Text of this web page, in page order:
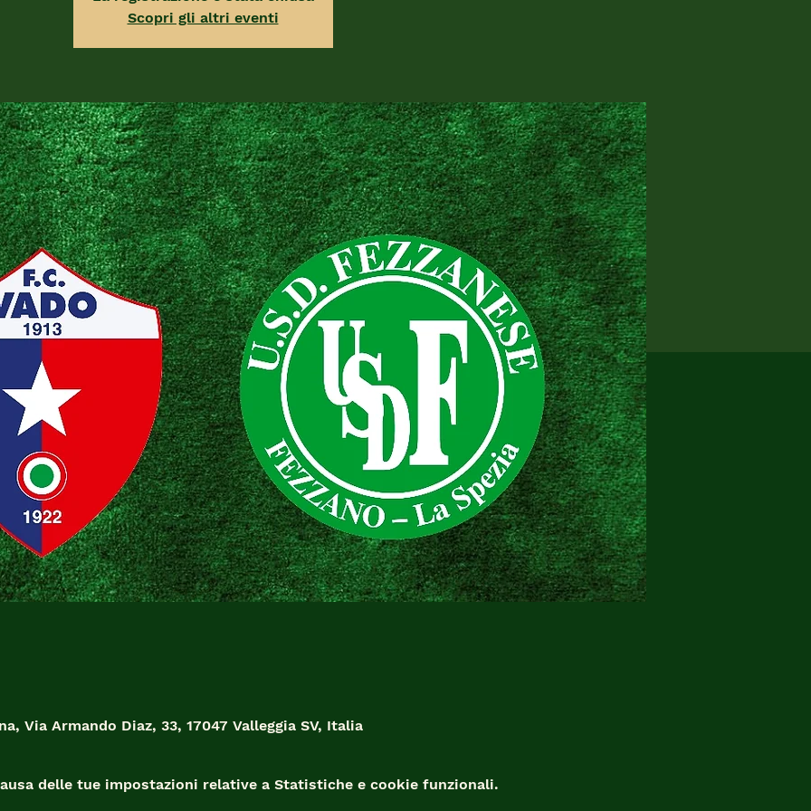
Scopri gli altri eventi
Via Armando Diaz, 33, 17047 Valleggia SV, Italia
delle tue impostazioni relative a Statistiche e cookie funzionali.